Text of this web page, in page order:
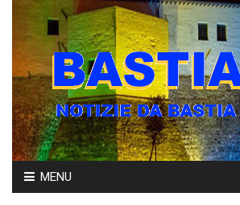
Skip
to
MENU